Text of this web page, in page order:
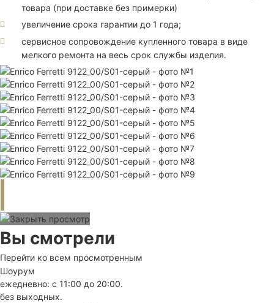
товара (при доставке без примерки)
увеличение срока гарантии до 1 года;
сервисное сопровождение купленного товара в виде
мелкого ремонта на весь срок службы изделия.
Вы смотрели
Перейти ко всем просмотренным
Шоурум
ежедневно: с 11:00 до 20:00.
без выходных.